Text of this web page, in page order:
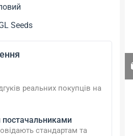
Seeds
реальних покупців на
стандартам та